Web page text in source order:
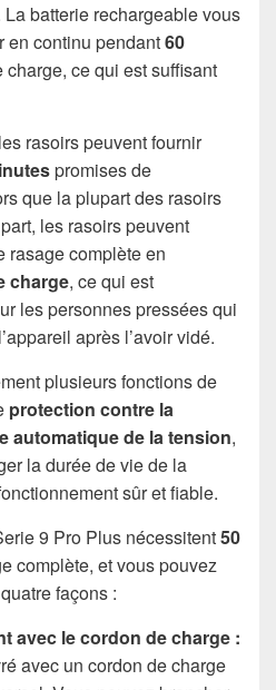
batterie rechargeable vous
en continu pendant60
ce qui est suffisant
rasoirs peuvent fournir
promises de
que la plupart des rasoirs
les rasoirs peuvent
rasage complète en
charge, ce qui est
les personnes pressées qui
après l’avoir vidé.
plusieurs fonctions de
protection contre la
automatique de la tension,
la durée de vie de la
sûr et fiable.
9 Pro Plus nécessitent50
complète, et vous pouvez
façons :
avec le cordon de charge :
avec un cordon de charge